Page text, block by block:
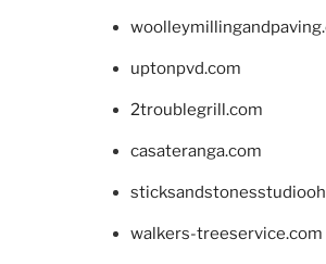
uptonpvd.com
2troublegrill.com
casateranga.com
walkers-treeservice.com